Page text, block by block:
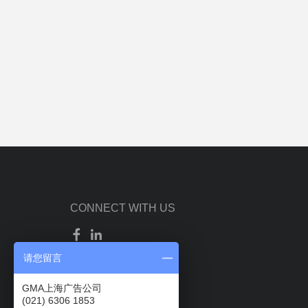
CONNECT WITH US
请您留言
GMA上海广告公司
(021) 6306 1853